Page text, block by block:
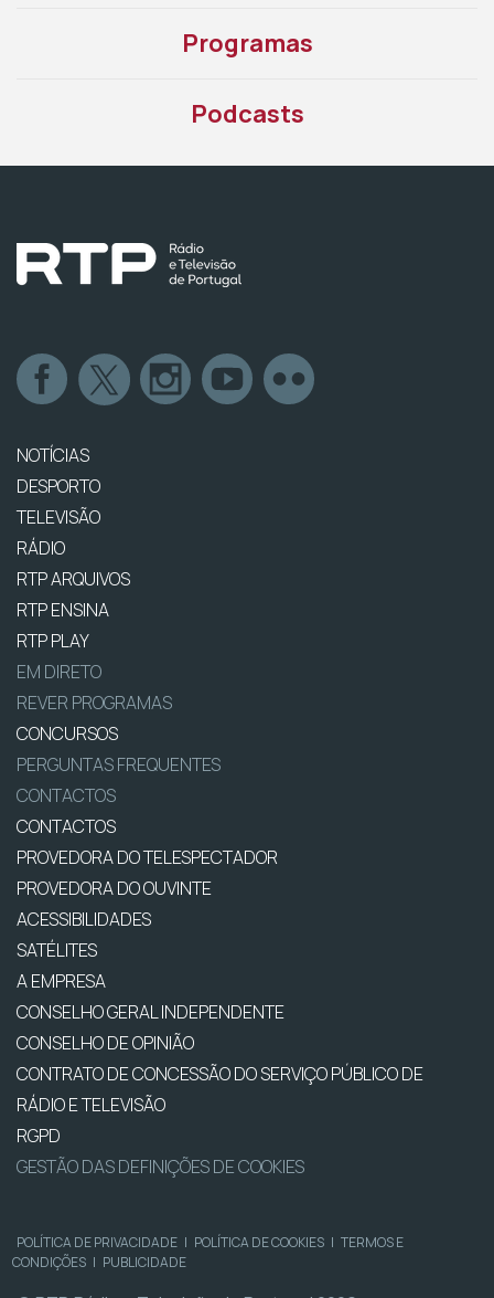
Programas
Podcasts
NOTÍCIAS
DESPORTO
TELEVISÃO
RÁDIO
RTP ARQUIVOS
RTP ENSINA
RTP PLAY
EM DIRETO
REVER PROGRAMAS
CONCURSOS
PERGUNTAS FREQUENTES
CONTACTOS
CONTACTOS
PROVEDORA DO TELESPECTADOR
PROVEDORA DO OUVINTE
ACESSIBILIDADES
SATÉLITES
A EMPRESA
CONSELHO GERAL INDEPENDENTE
CONSELHO DE OPINIÃO
CONTRATO DE CONCESSÃO DO SERVIÇO PÚBLICO DE
RÁDIO E TELEVISÃO
RGPD
GESTÃO DAS DEFINIÇÕES DE COOKIES
POLÍTICA DE PRIVACIDADE | POLÍTICA DE COOKIES | TERMOS E
CONDIÇÕES | PUBLICIDADE